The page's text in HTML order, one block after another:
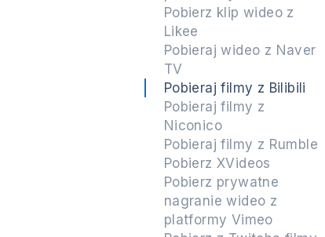
Pobierz klip wideo z
Likee
Pobieraj wideo z Naver
TV
Pobieraj filmy z Bilibili
Pobieraj filmy z
Niconico
Pobieraj filmy z Rumble
Pobierz XVideos
Pobierz prywatne
nagranie wideo z
platformy Vimeo